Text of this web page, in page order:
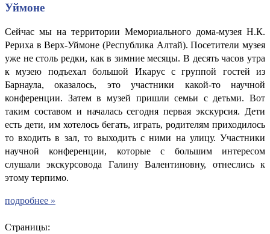
Уймоне
Сейчас мы на территории Мемориального дома-музея Н.К.
Рериха в Верх-Уймоне (Республика Алтай). Посетители музея
уже не столь редки, как в зимние месяцы. В десять часов утра
к музею подъехал большой Икарус с группой гостей из
Барнаула, оказалось, это участники какой-то научной
конференции. Затем в музей пришли семьи с детьми. Вот
таким составом и началась сегодня первая экскурсия. Дети
есть дети, им хотелось бегать, играть, родителям приходилось
то входить в зал, то выходить с ними на улицу. Участники
научной конференции, которые с большим интересом
слушали экскурсовода Галину Валентиновну, отнеслись к
этому терпимо.
подробнее »
Страницы: